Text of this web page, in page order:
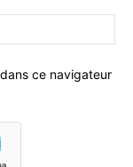
ce navigateur